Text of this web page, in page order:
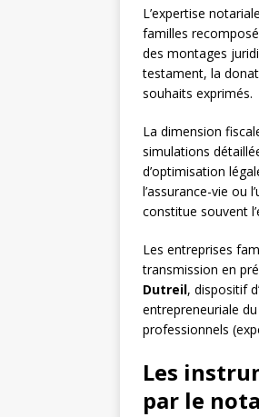
L’expertise
familles
des montages
testament, la
souhaits exprimés.
La dimension
simulations
d’optimisation
l’assurance-vie ou
constitue souvent
Les entreprises
transmission en
Dutreil, dispositif
entrepreneuriale
professionnels
Les
par le